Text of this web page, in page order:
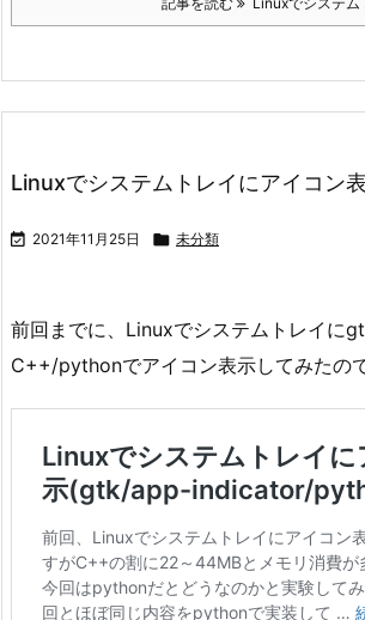
Linuxでシステムトレイにアイコン
 2021年11月25日  未分類
前回までに、Linuxでシステムトレイに
C++/pythonでアイコン表示してみたので